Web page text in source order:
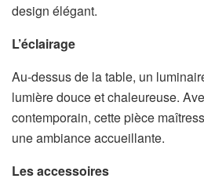
design élégant.
L’éclairage
Au-dessus de la table, un
lumière douce et chaleureuse.
contemporain, cette pièce
une ambiance accueillante.
Les accessoires